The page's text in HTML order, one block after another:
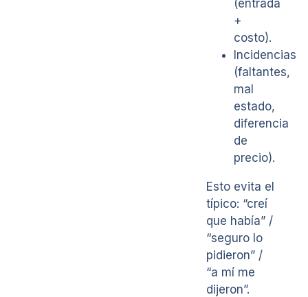
(entrada
+
costo).
Incidencias
(faltantes,
mal
estado,
diferencia
de
precio).
Esto evita el
típico: “creí
que había” /
“seguro lo
pidieron” /
“a mí me
dijeron”.